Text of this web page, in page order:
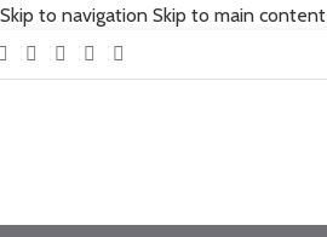
Skip to navigation Skip to main content